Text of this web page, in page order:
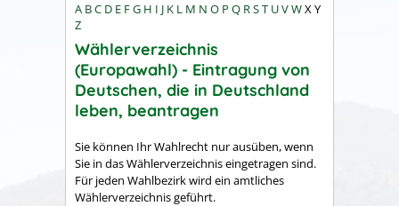
A BC D E FG H I J K L M N O P Q RST UVWX Y
Z
Wählerverzeichnis
(Europawahl) - Eintragung von
Deutschen, die in Deutschland
leben, beantragen
Sie können Ihr Wahlrecht nur ausüben, wenn
Sie in das Wählerverzeichnis eingetragen sind.
Für jeden Wahlbezirk wird ein amtliches
Wählerverzeichnis geführt.